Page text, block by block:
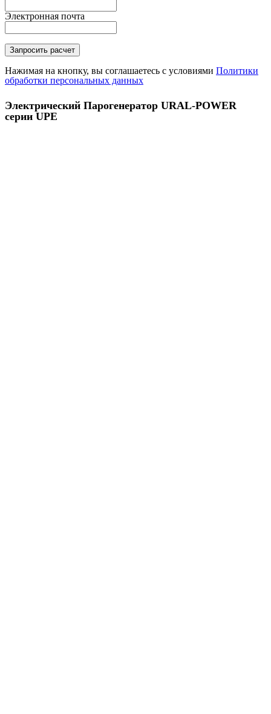
Электронная почта
Нажимая на кнопку, вы соглашаетесь с условиями Политики
обработки персональных данных
Электрический Парогенератор URAL-POWER
серии UPE